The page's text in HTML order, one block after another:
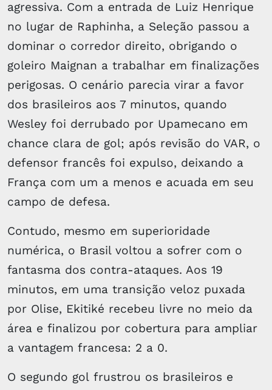
agressiva. Com a entrada de Luiz Henrique
no lugar de Raphinha, a Seleção passou a
dominar o corredor direito, obrigando o
goleiro Maignan a trabalhar em finalizações
perigosas. O cenário parecia virar a favor
dos brasileiros aos 7 minutos, quando
Wesley foi derrubado por Upamecano em
chance clara de gol; após revisão do VAR, o
defensor francês foi expulso, deixando a
França com um a menos e acuada em seu
campo de defesa.
Contudo, mesmo em superioridade
numérica, o Brasil voltou a sofrer com o
fantasma dos contra-ataques. Aos 19
minutos, em uma transição veloz puxada
por Olise, Ekitiké recebeu livre no meio da
área e finalizou por cobertura para ampliar
a vantagem francesa: 2 a 0.
O segundo gol frustrou os brasileiros e